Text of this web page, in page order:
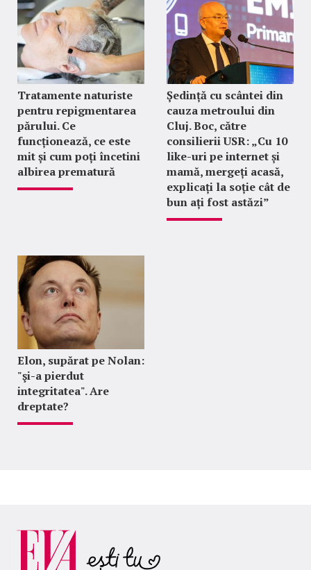
Tratamente naturiste
pentru repigmentarea
părului. Ce
funcționează, ce este
mit și cum poți încetini
albirea prematură
Ședință cu scântei din
cauza metroului din
Cluj. Boc, către
consilierii USR: „Cu 10
like-uri pe internet și
mamă, mergeți acasă,
explicați la soție cât de
bun ați fost astăzi”
Elon, supărat pe Nolan:
"şi-a pierdut
integritatea". Are
dreptate?